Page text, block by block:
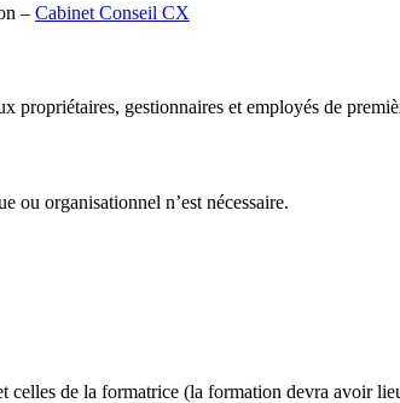
– Cabinet Conseil CX
propriétaires, gestionnaires et employés de
ou organisationnel n’est nécessaire.
celles de la formatrice (la formation devra avoir